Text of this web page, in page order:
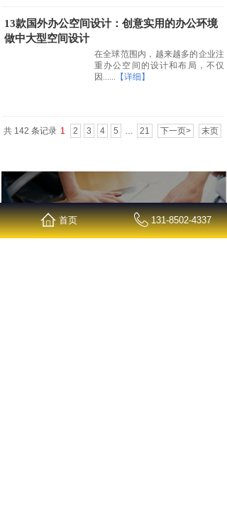
13款国外办公空间设计：创意实用的办公环境
做中大型空间设计
在全球范围内，越来越多的企业注
重办公空间的设计和布局，不仅
因...... 【详细】
共 142 条记录 1 2 3 4 5 … 21 下一页> 末页
首页 131-8502-4337